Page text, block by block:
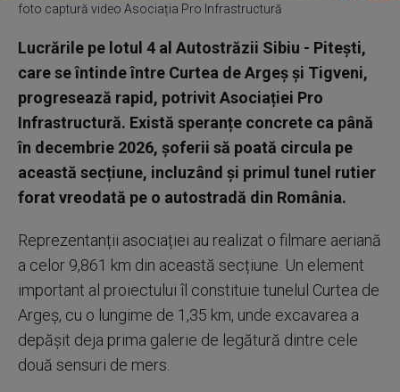
foto captură video Asociația Pro Infrastructură
Lucrările pe lotul 4 al Autostrăzii Sibiu - Pitești,
care se întinde între Curtea de Argeș și Tigveni,
progresează rapid, potrivit Asociației Pro
Infrastructură. Există speranțe concrete ca până
în decembrie 2026, șoferii să poată circula pe
această secțiune, incluzând și primul tunel rutier
forat vreodată pe o autostradă din România.
Reprezentanții asociației au realizat o filmare aeriană
a celor 9,861 km din această secțiune. Un element
important al proiectului îl constituie tunelul Curtea de
Argeș, cu o lungime de 1,35 km, unde excavarea a
depășit deja prima galerie de legătură dintre cele
două sensuri de mers.